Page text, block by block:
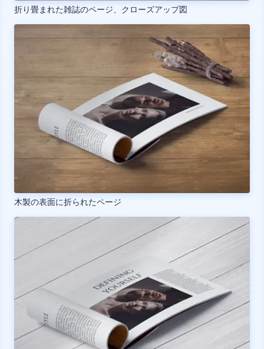
折り畳まれた雑誌のページ、クローズアップ図
木製の表面に折られたページ